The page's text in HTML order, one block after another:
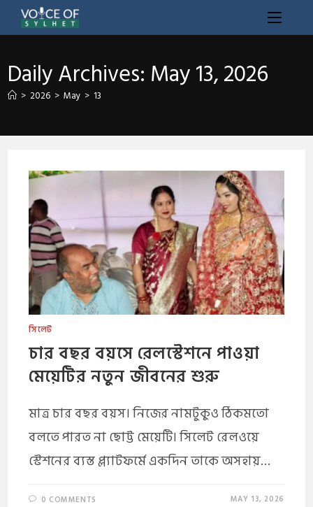
Daily Archives: May 13, 2026
> 2026 > May > 13
সিলেট
চার বছর বয়সে রেলস্টেশনে পাওয়া
মেয়েটির নতুন জীবনের শুরু
মাত্র চার বছর বয়স। নিজের নামটুকুও ঠিকমতো
বলতে পারত না ছোট্ট মেয়েটি। সিলেট রেলওয়ে
স্টেশনের ব্যস্ত প্ল্যাটফর্মে একদিন তাকে অসহায়…
0 COMMENTS MAY 13, 2026